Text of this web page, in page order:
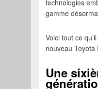
technologies
gamme
Voici tout ce
nouveau Toyota
Une